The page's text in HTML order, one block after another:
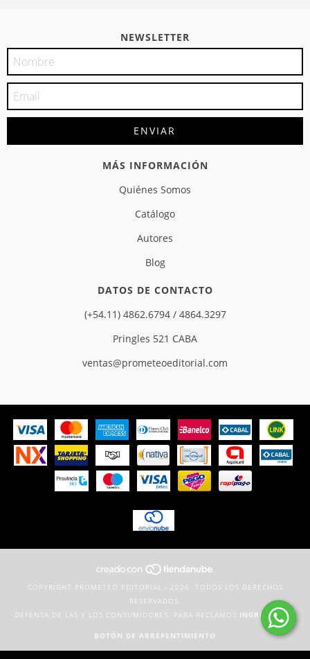
NEWSLETTER
MÁS INFORMACIÓN
Quiénes Somos
Catálogo
Autores
Blog
DATOS DE CONTACTO
(+54.11) 4862.6794 / 4864.3297
Pringles 521 CABA
ventas@prometeoeditorial.com
COPYRIGHT PROMETEO EDITORIAL - 2026. TODOS LOS DERECHOS
RESERVADOS.
DEFENSA DE LAS Y LOS CONSUMIDORES. PARA RECLAMOS INGRESÁ ACÁ.
BOTÓN DE ARREPENTIMIENTO